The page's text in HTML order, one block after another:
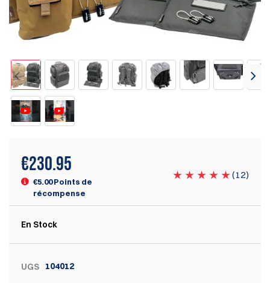
€230.95
€5.00 Points de
récompense
(12)
En Stock
UGS 104012